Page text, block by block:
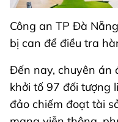
Công an TP Đà
bị can để điều tra
Đến nay, chuyên án
khởi tố 97 đối tượng
đảo chiếm đoạt tài